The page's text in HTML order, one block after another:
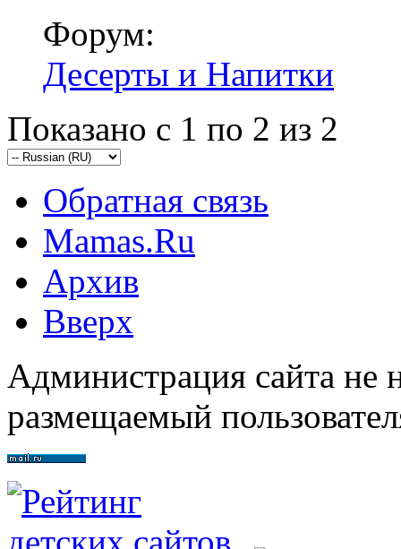
Форум:
Десерты и Напитки
Показано с 1 по 2 из 2
Обратная связь
Mamas.Ru
Архив
Вверх
Администрация сайта не
размещаемый